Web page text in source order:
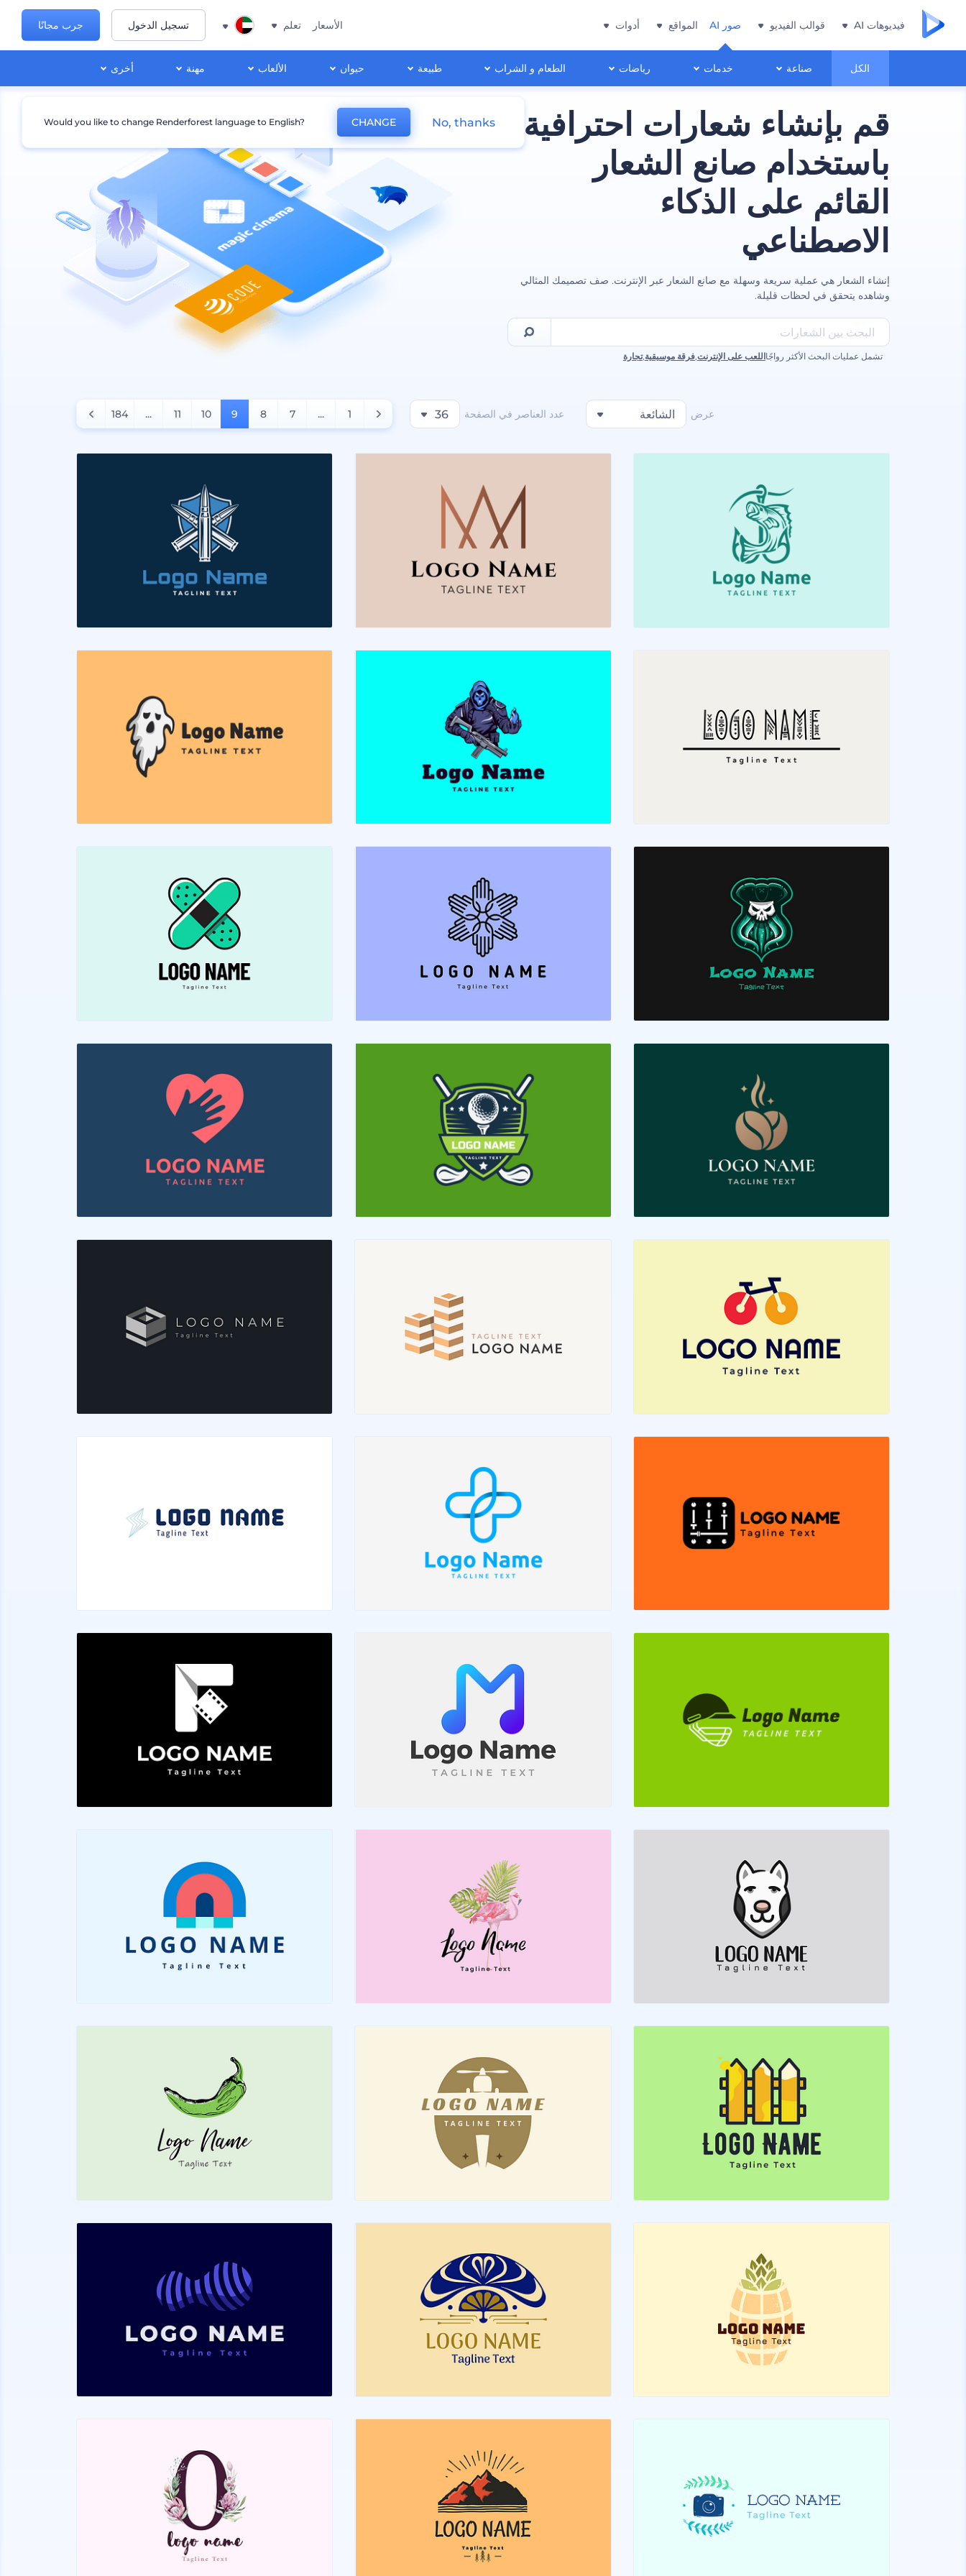
فيديوهات AI قوالب الفيديو صور AI
الكل صناعة خدمات رياضات الطعام و الشراب طبيعة حيوان الألعاب مهنة أخرى
المواقع أدوات الأسعار تعلم تسجيل الدخول جرب مجانًا
قم بإنشاء شعارات احترافية
باستخدام صانع الشعار
القائم على الذكاء
الاصطناعي
إنشاء الشعار هي عملية سريعة وسهلة مع صانع الشعار عبر الإنترنت. صف تصميمك المثالي
وشاهده يتحقق في لحظات قليلة.
تشمل عمليات البحث الأكثر رواجًااللعب على الإنترنت,فرقة موسيقية,تجارة
عرض الشائعة عدد العناصر في الصفحة 36
1
...
7
8
9
10
11
...
184
Would you like to change Renderforest language to English? CHANGE No, thanks